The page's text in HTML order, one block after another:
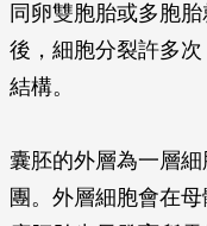
同卵雙胞胎或多胞
後，細胞分裂許多
結構。
囊胚的外層為一層
團。外層細胞會在